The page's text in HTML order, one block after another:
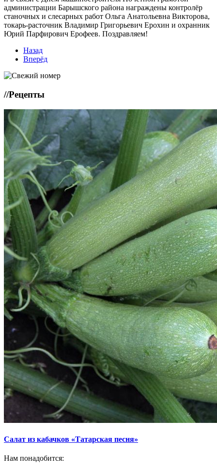
администрации Барышского района награждены контролёр
станочных и слесарных работ Ольга Анатольевна Викторова,
токарь-расточник Владимир Григорьевич Ерохин и охранник
Юрий Парфирович Ерофеев. Поздравляем!
Назад
Вперёд
//Рецепты
Салат из кабачков «Татарская песня»
Нам понадобится: